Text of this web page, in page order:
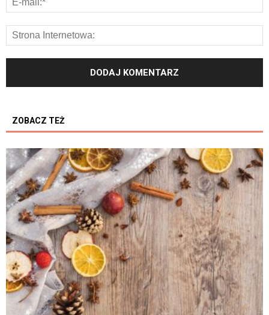
ZOBACZ TEŻ